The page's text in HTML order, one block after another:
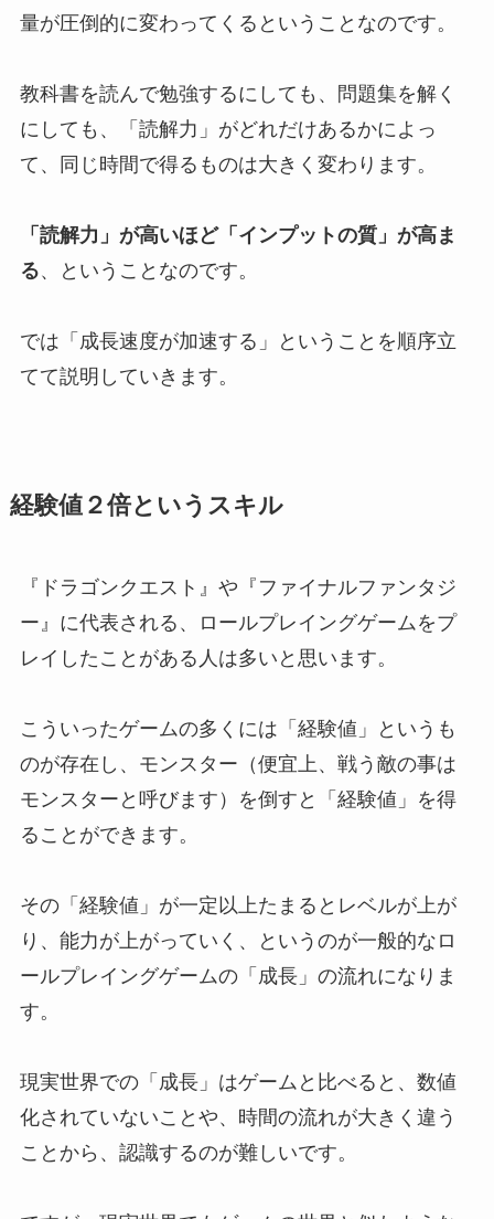
量が圧倒的に変わってくるということなのです。
教科書を読んで勉強するにしても、問題集を解く
にしても、「読解力」がどれだけあるかによっ
て、同じ時間で得るものは大きく変わります。
「読解力」が高いほど「インプットの質」が高ま
る、ということなのです。
では「成長速度が加速する」ということを順序立
てて説明していきます。
経験値２倍というスキル
『ドラゴンクエスト』や『ファイナルファンタジ
ー』に代表される、ロールプレイングゲームをプ
レイしたことがある人は多いと思います。
こういったゲームの多くには「経験値」というも
のが存在し、モンスター（便宜上、戦う敵の事は
モンスターと呼びます）を倒すと「経験値」を得
ることができます。
その「経験値」が一定以上たまるとレベルが上が
り、能力が上がっていく、というのが一般的なロ
ールプレイングゲームの「成長」の流れになりま
す。
現実世界での「成長」はゲームと比べると、数値
化されていないことや、時間の流れが大きく違う
ことから、認識するのが難しいです。